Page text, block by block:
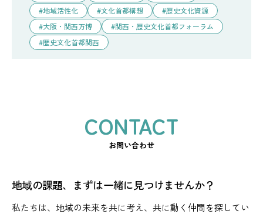
地域活性化
文化首都構想
歴史文化資源
大阪・関西万博
関西・歴史文化首都フォーラム
歴史文化首都関西
お問い合わせ
地域の課題、まずは一緒に見つけませんか？
私たちは、地域の未来を共に考え、共に動く仲間を探してい